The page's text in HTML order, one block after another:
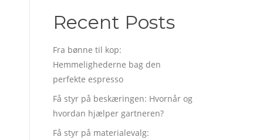
Recent Posts
Fra bønne til kop:
Hemmelighederne bag den
perfekte espresso
Få styr på beskæringen: Hvornår og
hvordan hjælper gartneren?
Få styr på materialevalg: